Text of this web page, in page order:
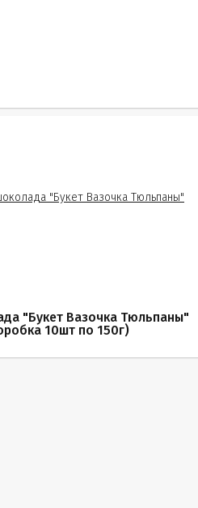
"Букет Вазочка Тюльпаны"
10шт по 150г)